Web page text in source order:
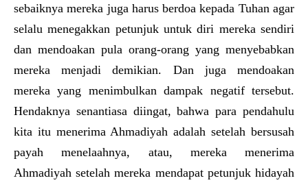
sebaiknya mereka juga harus berdoa kepada Tuhan agar
selalu menegakkan petunjuk untuk diri mereka sendiri
dan mendoakan pula orang-orang yang menyebabkan
mereka menjadi demikian. Dan juga mendoakan
mereka yang menimbulkan dampak negatif tersebut.
Hendaknya senantiasa diingat, bahwa para pendahulu
kita itu menerima Ahmadiyah adalah setelah bersusah
payah menelaahnya, atau, mereka menerima
Ahmadiyah setelah mereka mendapat petunjuk hidayah